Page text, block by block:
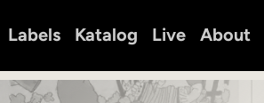
Labels Katalog Live About